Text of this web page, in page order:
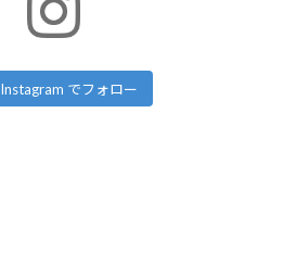
Instagram でフォロー